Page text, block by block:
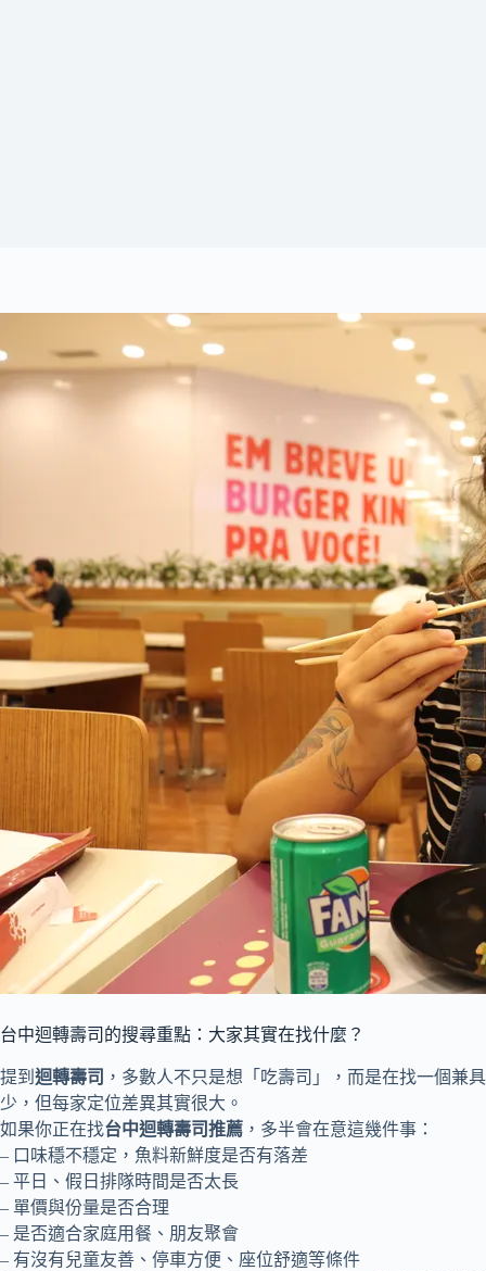
台中迴轉壽司的搜尋重點：大家其實在找什麼？
提到 迴轉壽司 ，多數人不只是想「吃壽司」，而是在找一個兼
少，但每家定位差異其實很大。
如果你正在找台中迴轉壽司推薦 ，多半會在意這幾件事：
– 口味穩不穩定，魚料新鮮度是否有落差
– 平日、假日排隊時間是否太長
– 單價與份量是否合理
– 是否適合家庭用餐、朋友聚會
– 有沒有兒童友善、停車方便、座位舒適等條件